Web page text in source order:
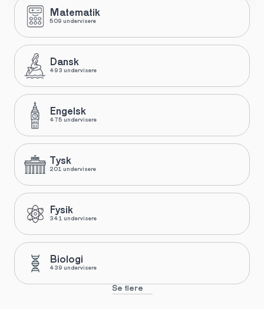
Matematik
509 undervisere
Dansk
493 undervisere
Engelsk
475 undervisere
Tysk
201 undervisere
Fysik
341 undervisere
Biologi
439 undervisere
Se flere